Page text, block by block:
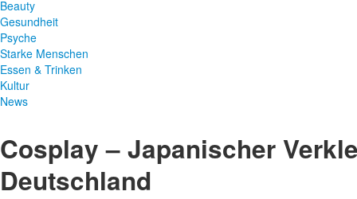
Beauty
Gesundheit
Psyche
Starke Menschen
Essen & Trinken
Kultur
News
Cosplay – Japanischer
Deutschland